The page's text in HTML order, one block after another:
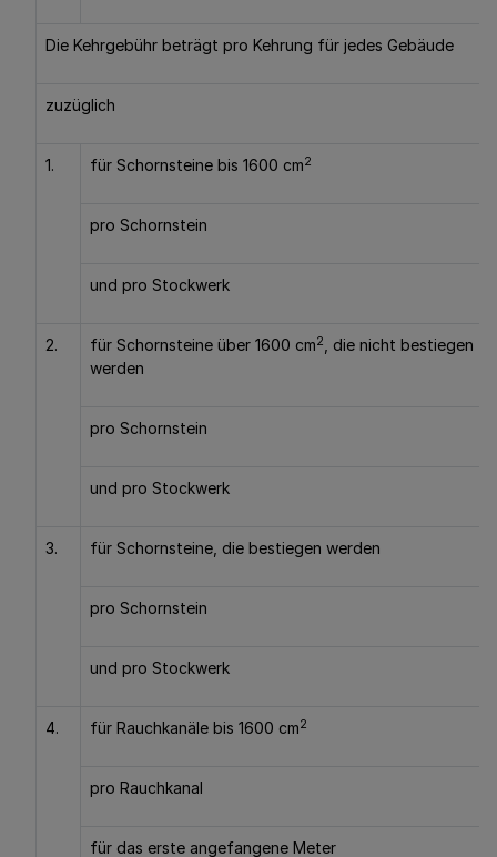
Die Kehrgebühr beträgt pro Kehrung für jedes Gebäude
zuzüglich
1. für Schornsteine bis 1600 cm2
pro Schornstein
und pro Stockwerk
2. für Schornsteine über 1600 cm2
, die nicht bestiegen
werden
pro Schornstein
und pro Stockwerk
3. für Schornsteine, die bestiegen werden
pro Schornstein
und pro Stockwerk
4. für Rauchkanäle bis 1600 cm2
pro Rauchkanal
für das erste angefangene Meter